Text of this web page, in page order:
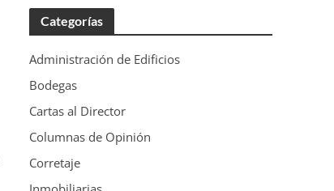
Categorías
Administración de Edificios
Bodegas
Cartas al Director
Columnas de Opinión
Corretaje